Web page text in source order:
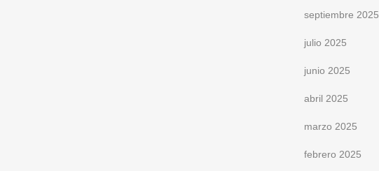
septiembre 2025
julio 2025
junio 2025
abril 2025
marzo 2025
febrero 2025